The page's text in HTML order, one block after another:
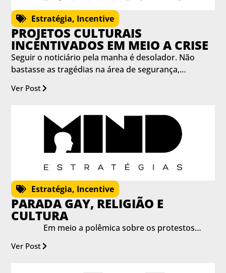
Estratégia, Incentive
PROJETOS CULTURAIS
INCENTIVADOS EM MEIO A CRISE
Seguir o noticiário pela manha é desolador. Não
bastasse as tragédias na área de segurança,…
Ver Post
Estratégia, Incentive
PARADA GAY, RELIGIÃO E
CULTURA
Em meio a polêmica sobre os protestos…
Ver Post